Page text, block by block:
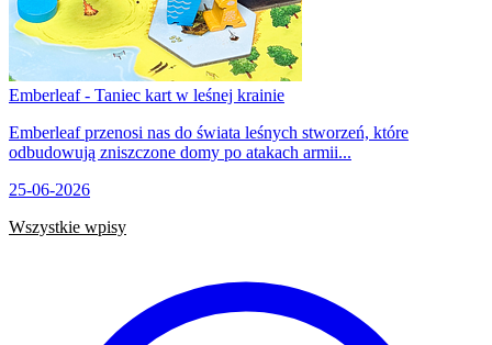
Emberleaf - Taniec kart w leśnej krainie
Emberleaf przenosi nas do świata leśnych stworzeń, które
odbudowują zniszczone domy po atakach armii...
25-06-2026
Wszystkie wpisy